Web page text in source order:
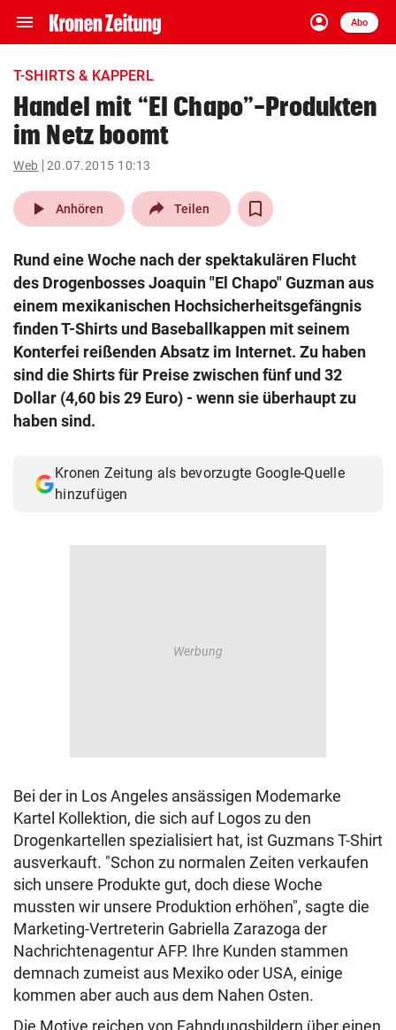
menu Navigation
ein-/ausklappen
account_circle
Anmelden
Abo
close Schließen
account_circle Anmelden
pin_drop
Wien arrow_right
search
Suchbegriff
eingeben
© Krone Multimedia GmbH & Co KG 2026
T-SHIRTS & KAPPERL
Handel mit “El Chapo”-Produkten
im Netz boomt
Web 20.07.2015 10:13
play_arrow Anhören Teilen
Rund eine Woche nach der spektakulären Flucht
des Drogenbosses Joaquin "El Chapo" Guzman aus
einem mexikanischen Hochsicherheitsgefängnis
finden T-Shirts und Baseballkappen mit seinem
Konterfei reißenden Absatz im Internet. Zu haben
sind die Shirts für Preise zwischen fünf und 32
Dollar (4,60 bis 29 Euro) - wenn sie überhaupt zu
haben sind.
Kronen Zeitung als bevorzugte Google-Quelle
hinzufügen
Bei der in Los Angeles ansässigen Modemarke
Kartel Kollektion, die sich auf Logos zu den
Drogenkartellen spezialisiert hat, ist Guzmans T-Shirt
ausverkauft. "Schon zu normalen Zeiten verkaufen
sich unsere Produkte gut, doch diese Woche
mussten wir unsere Produktion erhöhen", sagte die
Marketing-Vertreterin Gabriella Zarazoga der
Nachrichtenagentur AFP. Ihre Kunden stammen
demnach zumeist aus Mexiko oder USA, einige
kommen aber auch aus dem Nahen Osten.
Die Motive reichen von Fahndungsbildern über einen